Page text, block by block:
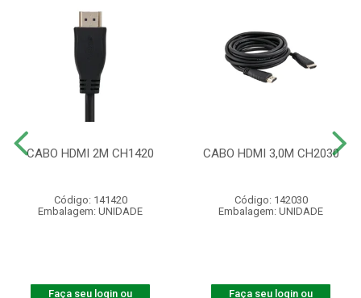
CABO HDMI 2M CH1420
Código: 141420
Embalagem: UNIDADE
Faça seu login ou
CABO HDMI 3,0M CH2030
Código: 142030
Embalagem: UNIDADE
Faça seu login ou